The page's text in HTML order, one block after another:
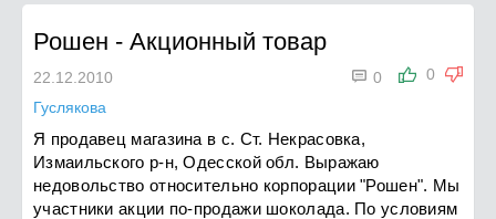
Рошен - Акционный товар
0
 0
22.12.2010
Гуслякова
Я продавец магазина в с. Ст. Некрасовка,
Измаильского р-н, Одесской обл. Выражаю
недовольство относительно корпорации "Рошен". Мы
участники акции по-продажи шоколада. По условиям